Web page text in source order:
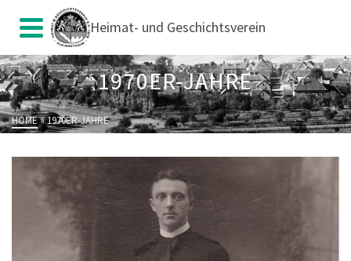
Heimat- und Geschichtsverein
1970ER-JAHRE
HOME»1970ER-JAHRE